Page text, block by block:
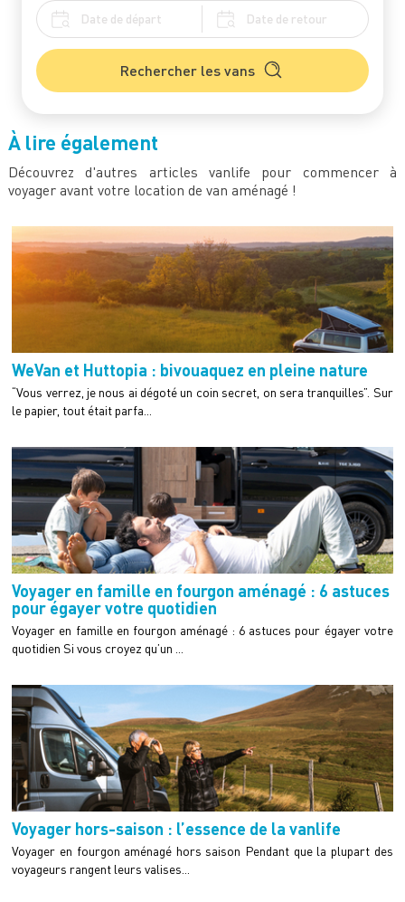
Rechercher les vans
À lire également
Découvrez d'autres articles vanlife pour commencer à
voyager avant votre location de van aménagé !
WeVan et Huttopia : bivouaquez en pleine nature
“Vous verrez, je nous ai dégoté un coin secret, on sera tranquilles”. Sur
le papier, tout était parfa...
Voyager en famille en fourgon aménagé : 6 astuces
pour égayer votre quotidien
Voyager en famille en fourgon aménagé : 6 astuces pour égayer votre
quotidien Si vous croyez qu’un ...
Voyager hors-saison : l’essence de la vanlife
Voyager en fourgon aménagé hors saison Pendant que la plupart des
voyageurs rangent leurs valises...